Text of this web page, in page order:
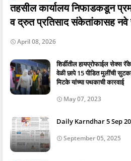
तहसील कार्यालय निफाडकडून
व द्रुत प्रतिसाद संकेतांकासह
April 08, 2026
शिर्डीतील हायप्रोफाईल सेक्स
वेळी छापे 15 पीडित मुलींची
मिटके यांच्या पथकाची कारवाई
May 07, 2023
Daily Karndhar 5 Sep
September 05, 2025